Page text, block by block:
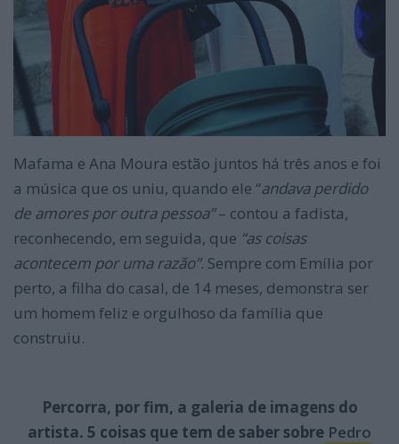
Mafama e Ana Moura estão juntos há três anos e foi
a música que os uniu, quando ele “andava perdido
de amores por outra pessoa”– contou a fadista,
reconhecendo, em seguida, que “as coisas
acontecem por uma razão”. Sempre com Emília por
perto, a filha do casal, de 14 meses, demonstra ser
um homem feliz e orgulhoso da família que
construiu.
Percorra, por fim, a galeria de imagens do
artista. 5 coisas que tem de saber sobre Pedro